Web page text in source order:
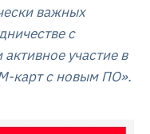
важных
с
участие в
карт с новым ПО».